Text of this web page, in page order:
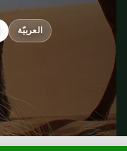
العربيّة